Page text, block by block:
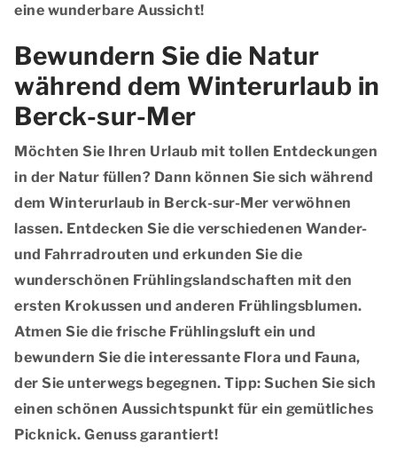
eine wunderbare Aussicht!
Bewundern Sie die Natur
während dem Winterurlaub in
Berck-sur-Mer
Möchten Sie Ihren Urlaub mit tollen Entdeckungen
in der Natur füllen? Dann können Sie sich während
dem Winterurlaub in Berck-sur-Mer verwöhnen
lassen. Entdecken Sie die verschiedenen Wander-
und Fahrradrouten und erkunden Sie die
wunderschönen Frühlingslandschaften mit den
ersten Krokussen und anderen Frühlingsblumen.
Atmen Sie die frische Frühlingsluft ein und
bewundern Sie die interessante Flora und Fauna,
der Sie unterwegs begegnen. Tipp: Suchen Sie sich
einen schönen Aussichtspunkt für ein gemütliches
Picknick. Genuss garantiert!